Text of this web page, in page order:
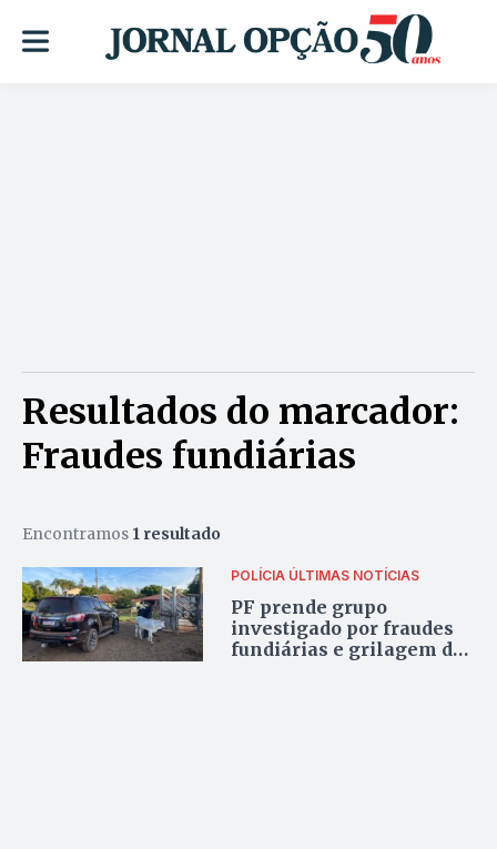
Resultados do marcador:
Fraudes fundiárias
Encontramos 1 resultado
POLÍCIA ÚLTIMAS NOTÍCIAS
PF prende grupo
investigado por fraudes
fundiárias e grilagem de